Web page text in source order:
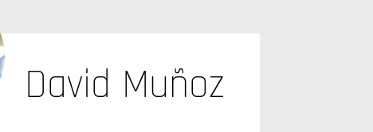
David Muñoz